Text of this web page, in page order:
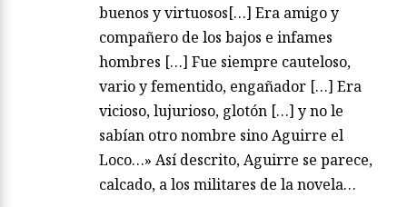
buenos y virtuosos[…] Era amigo y
compañero de los bajos e infames
hombres […] Fue siempre cauteloso,
vario y fementido, engañador […] Era
vicioso, lujurioso, glotón […] y no le
sabían otro nombre sino Aguirre el
Loco…» Así descrito, Aguirre se parece,
calcado, a los militares de la novela…